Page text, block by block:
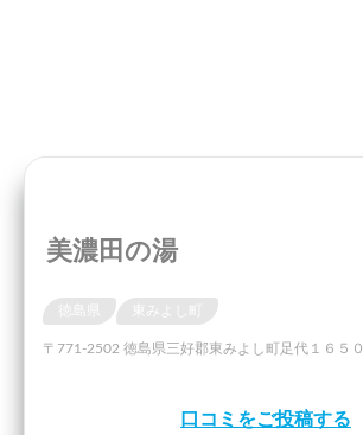
美濃田の湯
東みよし町
〒771-2502 徳島県三好郡東みよし町足代１６５０
口コミをご投稿する